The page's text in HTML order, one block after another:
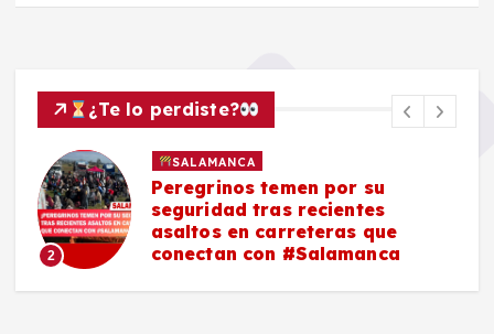
¿Te lo perdiste?
2
SALAMANCA
Peregrinos temen por su
seguridad tras recientes
asaltos en carreteras que
conectan con #Salamanca